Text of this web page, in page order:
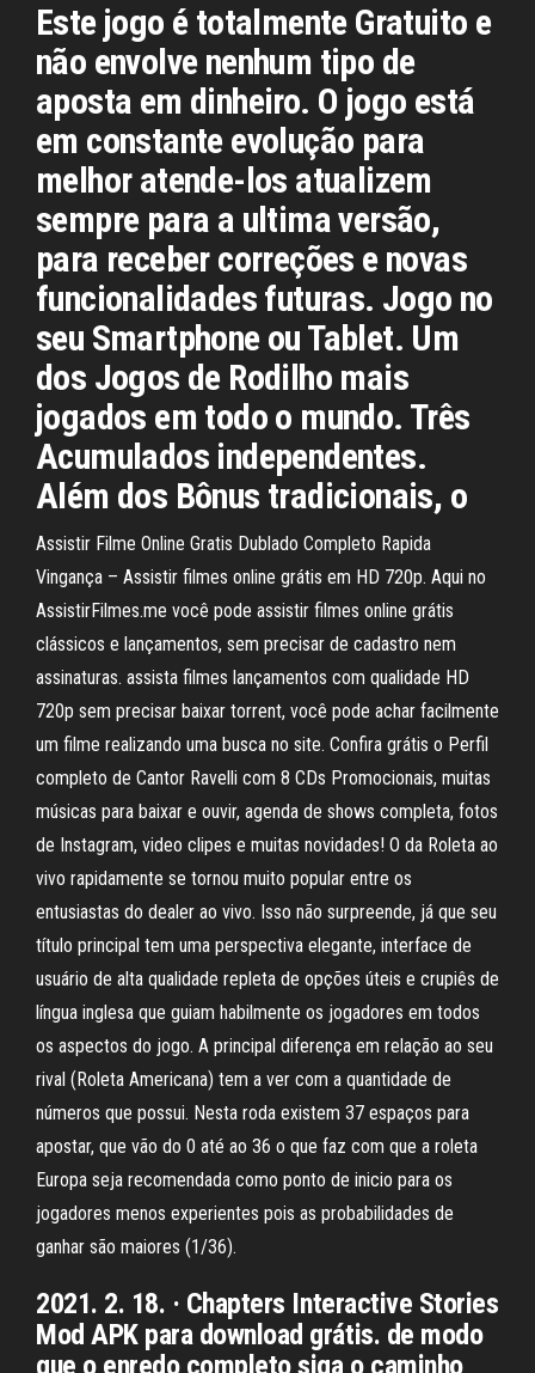
Este jogo é totalmente Gratuito e
não envolve nenhum tipo de
aposta em dinheiro. O jogo está
em constante evolução para
melhor atende-los atualizem
sempre para a ultima versão,
para receber correções e novas
funcionalidades futuras. Jogo no
seu Smartphone ou Tablet. Um
dos Jogos de Rodilho mais
jogados em todo o mundo. Três
Acumulados independentes.
Além dos Bônus tradicionais, o
Assistir Filme Online Gratis Dublado Completo Rapida
Vingança – Assistir filmes online grátis em HD 720p. Aqui no
AssistirFilmes.me você pode assistir filmes online grátis
clássicos e lançamentos, sem precisar de cadastro nem
assinaturas. assista filmes lançamentos com qualidade HD
720p sem precisar baixar torrent, você pode achar facilmente
um filme realizando uma busca no site. Confira grátis o Perfil
completo de Cantor Ravelli com 8 CDs Promocionais, muitas
músicas para baixar e ouvir, agenda de shows completa, fotos
de Instagram, video clipes e muitas novidades! O da Roleta ao
vivo rapidamente se tornou muito popular entre os
entusiastas do dealer ao vivo. Isso não surpreende, já que seu
título principal tem uma perspectiva elegante, interface de
usuário de alta qualidade repleta de opções úteis e crupiês de
língua inglesa que guiam habilmente os jogadores em todos
os aspectos do jogo. A principal diferença em relação ao seu
rival (Roleta Americana) tem a ver com a quantidade de
números que possui. Nesta roda existem 37 espaços para
apostar, que vão do 0 até ao 36 o que faz com que a roleta
Europa seja recomendada como ponto de inicio para os
jogadores menos experientes pois as probabilidades de
ganhar são maiores (1/36).
2021. 2. 18. · Chapters Interactive Stories
Mod APK para download grátis. de modo
que o enredo completo siga o caminho